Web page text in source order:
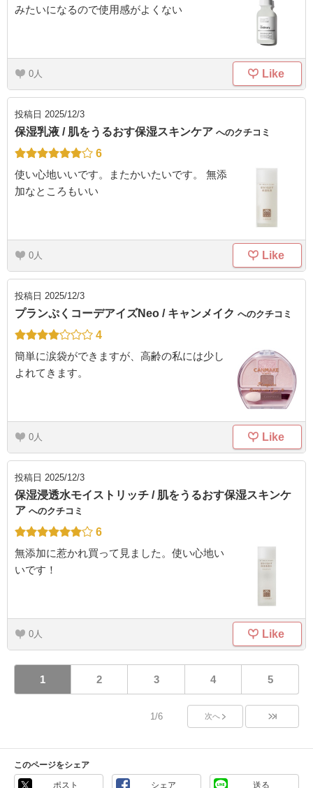
みたいになるので使用感がよくない
0 Like
投稿日 2025/12/3
保湿乳液 / 肌をうるおす保湿スキンケア へのクチコミ
6
使い心地いいです。またかいたいです。 無添
加なところもいい
0 Like
投稿日 2025/12/3
プランぷくコーデアイズNeo / キャンメイク へのクチコミ
4
簡単に涙袋ができますが、高齢の私には少し
よれてきます。
0 Like
投稿日 2025/12/3
保湿浸透水モイストリッチ / 肌をうるおす保湿スキンケ
ア へのクチコミ
6
無添加に惹かれ買って見ました。使い心地い
いです！
0 Like
1 2 3 4 5
1/6 次へ
このページをシェア
ポスト シェア 送る